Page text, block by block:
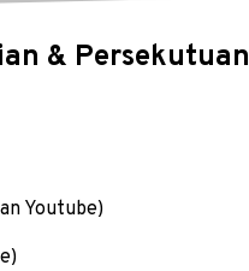
& Persekutuan
Youtube)